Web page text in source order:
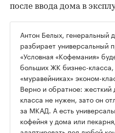
после ввода дома в
Антон Белых, генеральный
разбирает универсальный
«Условная «Кофемания»
больших ЖК бизнес-
«муравейниках» эконом-
Верно и обратное:
класса не нужен, зато он
за МКАД. А есть
кофейня у дома или